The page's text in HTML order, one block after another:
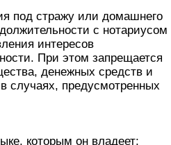
под стражу или домашнего
с нотариусом
интересов
При этом запрещается
денежных средств и
случаях, предусмотренных
которым он владеет;